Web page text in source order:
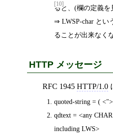
[10]
ると、(欄の定義を
⇒ LWSP-char とい
ることが出来なく
HTTP メッセージ
RFC 1945 HTTP/1.0
quoted-
qdtext = <any CHAR except <"> and CTLs, but
including LWS>